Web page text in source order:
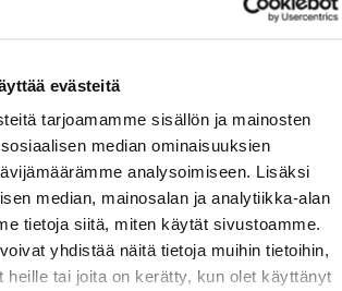
evästeitä
tarjoamamme sisällön ja mainosten
median ominaisuuksien
analysoimiseen. Lisäksi
median, mainosalan ja analytiikka-alan
tietoja siitä, miten käytät sivustoamme.
yhdistää näitä tietoja muihin tietoihin,
heille tai joita on kerätty, kun olet käyttänyt
8,9
arvostelut
ovat erittäin tyytyväisiä tarjoamaamme
palveluihin